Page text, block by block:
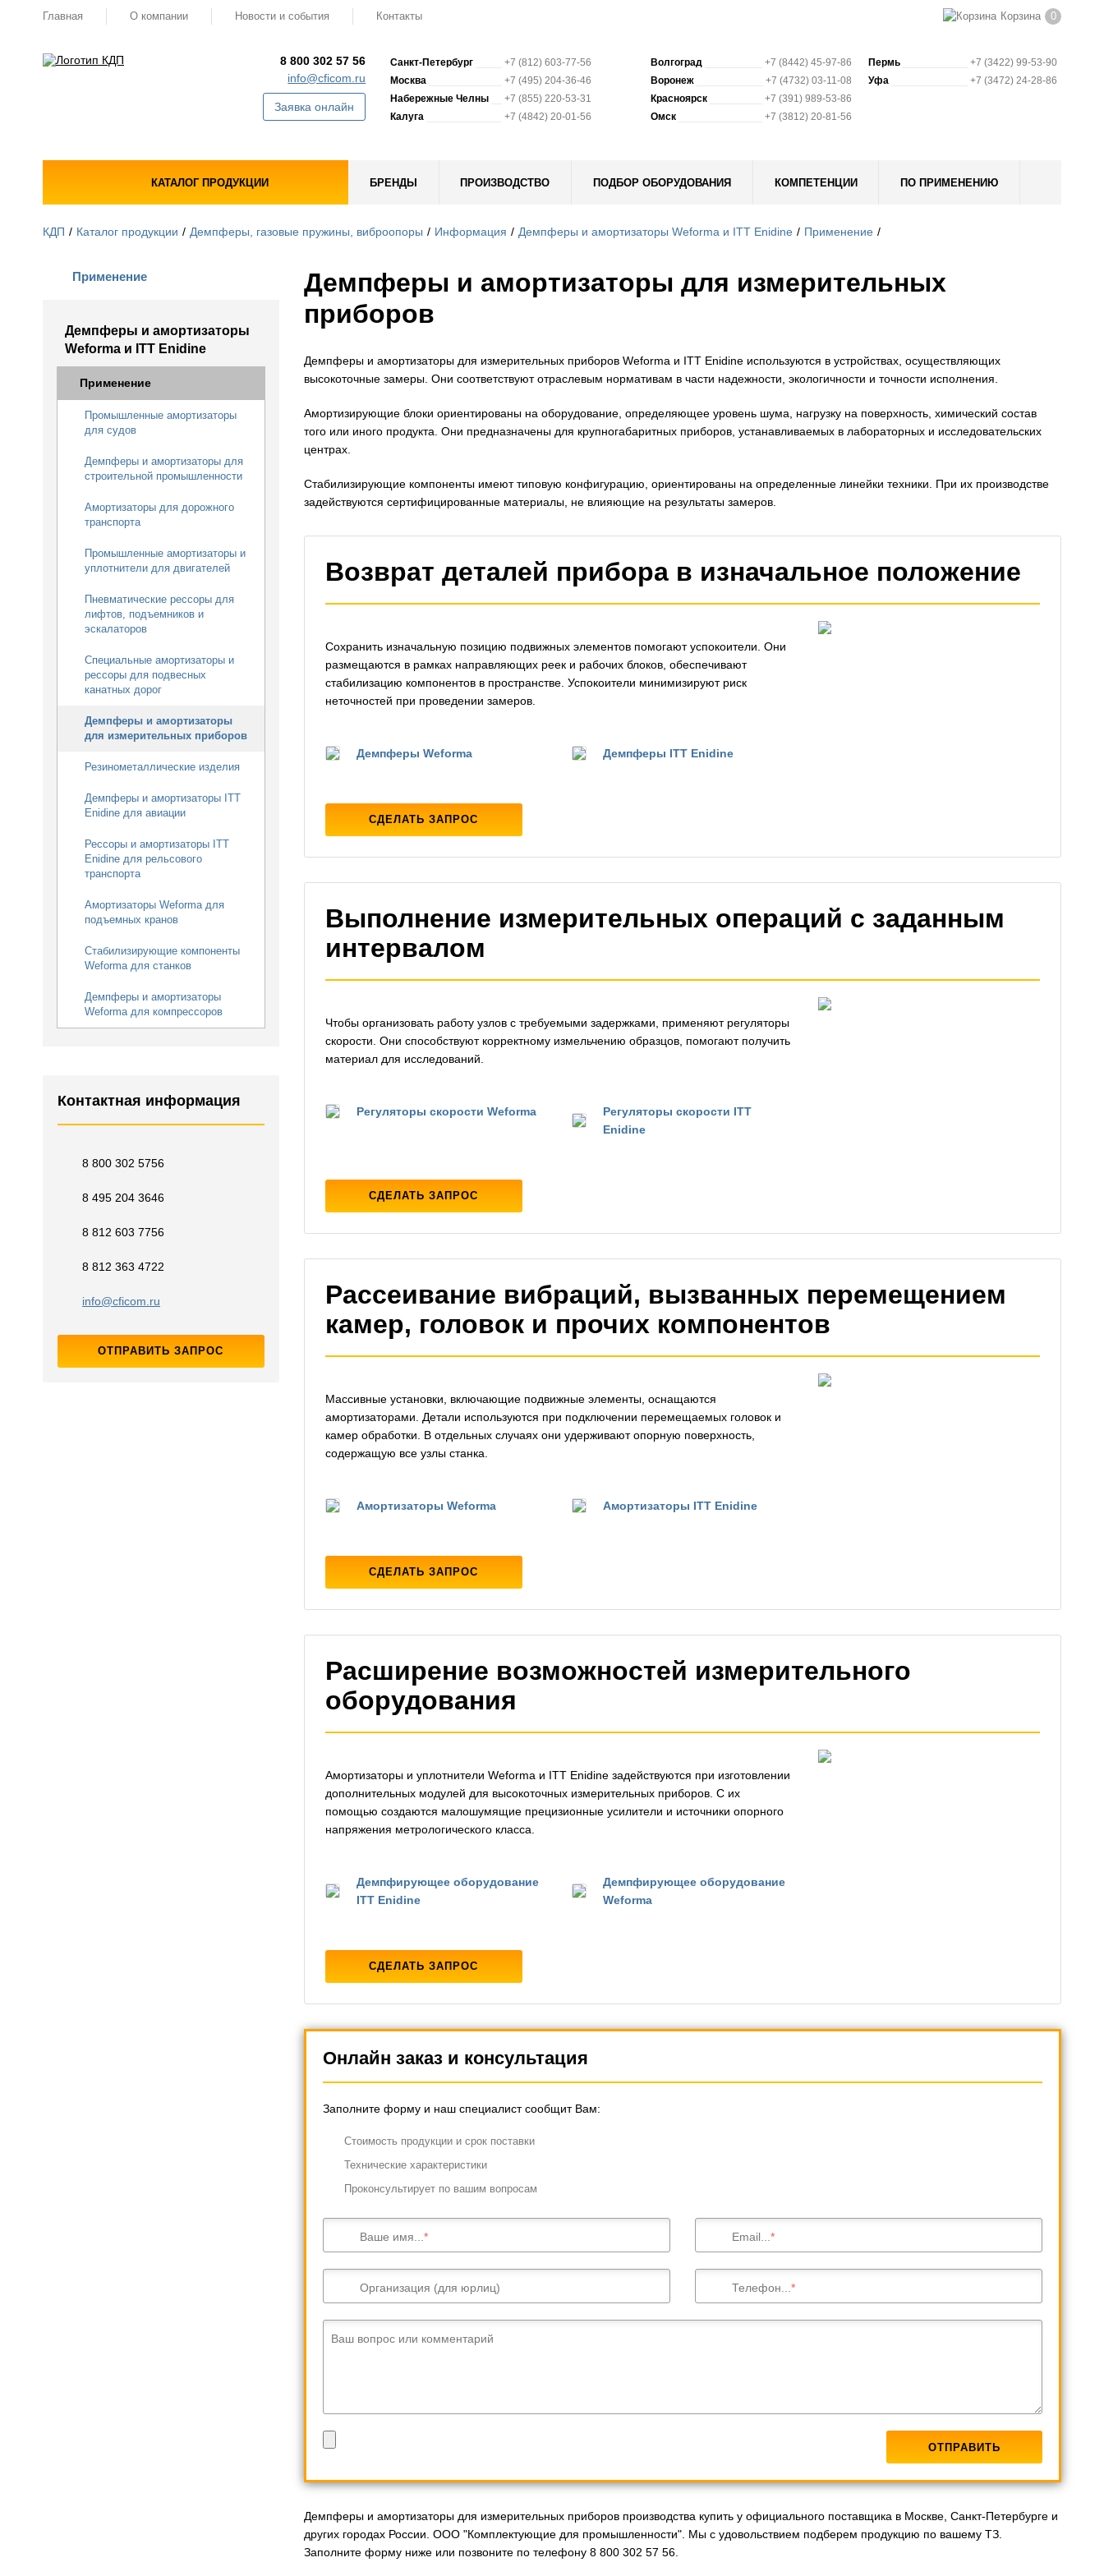
Главная О компании Новости и события Контакты Корзина 0
8 800 302 57 56
info@cficom.ru
Заявка онлайн
Санкт-Петербург
+7 (812) 603-77-56
Москва
+7 (495) 204-36-46
Набережные Челны
+7 (855) 220-53-31
Калуга
+7 (4842) 20-01-56
Волгоград
+7 (8442) 45-97-86
Воронеж
+7 (4732) 03-11-08
Красноярск
+7 (391) 989-53-86
Омск
+7 (3812) 20-81-56
Пермь
+7 (3422) 99-53-90
Уфа
+7 (3472) 24-28-86
КАТАЛОГ ПРОДУКЦИИ БРЕНДЫ ПРОИЗВОДСТВО ПОДБОР ОБОРУДОВАНИЯ КОМПЕТЕНЦИИ ПО ПРИМЕНЕНИЮ
КДП Каталог продукции Демпферы, газовые пружины, виброопоры Информация Демпферы и амортизаторы Weforma и ITT Enidine Применение
Применение
Демпферы и амортизаторы
Weforma и ITT Enidine
Применение
Промышленные амортизаторы
для судов
Демпферы и амортизаторы для
строительной промышленности
Амортизаторы для дорожного
транспорта
Промышленные амортизаторы и
уплотнители для двигателей
Пневматические рессоры для
лифтов, подъемников и
эскалаторов
Специальные амортизаторы и
рессоры для подвесных
канатных дорог
Демпферы и амортизаторы
для измерительных приборов
Резинометаллические изделия
Демпферы и амортизаторы ITT
Enidine для авиации
Рессоры и амортизаторы ITT
Enidine для рельсового
транспорта
Амортизаторы Weforma для
подъемных кранов
Стабилизирующие компоненты
Weforma для станков
Демпферы и амортизаторы
Weforma для компрессоров
Контактная информация
8 800 302 5756
8 495 204 3646
8 812 603 7756
8 812 363 4722
info@cficom.ru
ОТПРАВИТЬ ЗАПРОС
Демпферы и амортизаторы для измерительных
приборов
Демпферы и амортизаторы для измерительных приборов Weforma и ITT Enidine используются в устройствах, осуществляющих
высокоточные замеры. Они соответствуют отраслевым нормативам в части надежности, экологичности и точности исполнения.
Амортизирующие блоки ориентированы на оборудование, определяющее уровень шума, нагрузку на поверхность, химический состав
того или иного продукта. Они предназначены для крупногабаритных приборов, устанавливаемых в лабораторных и исследовательских
центрах.
Стабилизирующие компоненты имеют типовую конфигурацию, ориентированы на определенные линейки техники. При их производстве
задействуются сертифицированные материалы, не влияющие на результаты замеров.
Возврат деталей прибора в изначальное положение
Сохранить изначальную позицию подвижных элементов помогают успокоители. Они
размещаются в рамках направляющих реек и рабочих блоков, обеспечивают
стабилизацию компонентов в пространстве. Успокоители минимизируют риск
неточностей при проведении замеров.
Демпферы Weforma Демпферы ITT Enidine
СДЕЛАТЬ ЗАПРОС
Выполнение измерительных операций с заданным
интервалом
Чтобы организовать работу узлов с требуемыми задержками, применяют регуляторы
скорости. Они способствуют корректному измельчению образцов, помогают получить
материал для исследований.
Регуляторы скорости Weforma
Регуляторы скорости ITT
Enidine
СДЕЛАТЬ ЗАПРОС
Рассеивание вибраций, вызванных перемещением
камер, головок и прочих компонентов
Массивные установки, включающие подвижные элементы, оснащаются
амортизаторами. Детали используются при подключении перемещаемых головок и
камер обработки. В отдельных случаях они удерживают опорную поверхность,
содержащую все узлы станка.
Амортизаторы Weforma Амортизаторы ITT Enidine
СДЕЛАТЬ ЗАПРОС
Расширение возможностей измерительного
оборудования
Амортизаторы и уплотнители Weforma и ITT Enidine задействуются при изготовлении
дополнительных модулей для высокоточных измерительных приборов. С их
помощью создаются малошумящие прецизионные усилители и источники опорного
напряжения метрологического класса.
Демпфирующее оборудование
ITT Enidine
Демпфирующее оборудование
Weforma
СДЕЛАТЬ ЗАПРОС
Онлайн заказ и консультация
Заполните форму и наш специалист сообщит Вам:
Cтоимость продукции и срок поставки
Технические характеристики
Проконсультирует по вашим вопросам
Ваше имя... Email...
Организация (для юрлиц) Телефон...
Ваш вопрос или комментарий
Демпферы и амортизаторы для измерительных приборов производства купить у официального поставщика в Москве, Санкт-Петербурге и
других городах России. ООО "Комплектующие для промышленности". Мы с удовольствием подберем продукцию по вашему ТЗ.
Заполните форму ниже или позвоните по телефону 8 800 302 57 56.